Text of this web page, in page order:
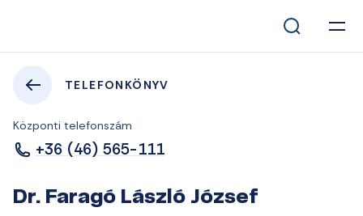
TELEFONKÖNYV
Központi telefonszám
+36 (46) 565-111
Dr. Faragó László József